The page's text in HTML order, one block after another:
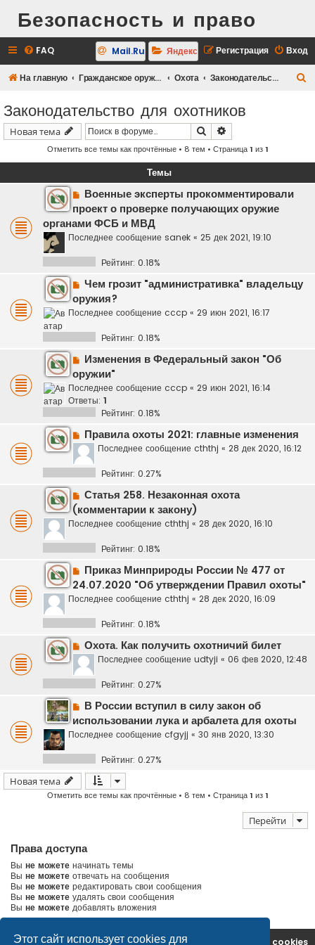
Этот сайт использует cookies для
Безопасность и право
FAQ Вход
Регистрация
Mail.Ru Яндекс
На главную Гражданское оружие Охота Законодательство для охотников
Законодательство для охотников
Новая тема Поиск
Отметить все темы как прочтённые• 8 тем • Страница1 из1
Темы
Военные эксперты прокомментировали
проект о проверке получающих оружие
органами ФСБ и МВД
Последнее сообщение sanek « 25 дек 2021, 19:10
Рейтинг: 0.18%
Чем грозит "административка" владельцу
оружия?
Последнее сообщение cccp « 29 июн 2021, 16:17
Рейтинг: 0.18%
Изменения в Федеральный закон "Об
оружии"
Последнее сообщение cccp « 29 июн 2021, 16:14
Ответы: 1
Рейтинг: 0.18%
Правила охоты 2021: главные изменения
Последнее сообщение cththj « 28 дек 2020, 16:12
Рейтинг: 0.27%
Статья 258. Незаконная охота
(комментарии к закону)
Последнее сообщение cththj « 28 дек 2020, 16:10
Рейтинг: 0.18%
Приказ Минприроды России № 477 от
24.07.2020 "Об утверждении Правил охоты"
Последнее сообщение cththj « 28 дек 2020, 16:09
Рейтинг: 0.18%
Охота. Как получить охотничий билет
Последнее сообщение udtyji « 06 фев 2020, 12:48
Рейтинг: 0.27%
В России вступил в силу закон об
использовании лука и арбалета для охоты
Последнее сообщение cfgyjj « 30 янв 2020, 13:30
Рейтинг: 0.27%
Новая тема
Отметить все темы как прочтённые• 8 тем • Страница1 из1
Перейти
Права доступа
Вы не можете начинать темы
Вы не можете отвечать на сообщения
Вы не можете редактировать свои сообщения
Вы не можете удалять свои сообщения
Вы не можете добавлять вложения
На главную Удалить cookies